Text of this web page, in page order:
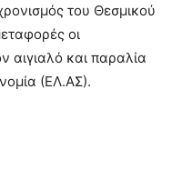
του Θεσμικού
οι
αιγιαλό και παραλία
(ΕΛ.ΑΣ).